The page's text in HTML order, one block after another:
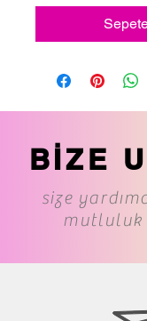
BİZE
size
mutluluk